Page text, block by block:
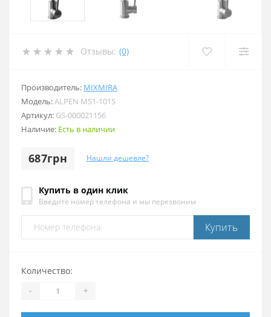
Отзывы: (0)
Производитель: MIXMIRA
Модель:ALPEN MS1-101S
Артикул: GS-000021156
Наличие: Есть в наличии
687грн Нашли дешевле?
Купить в один клик
Введите номер телефона и мы перезвоним
Купить
Количество:
- +